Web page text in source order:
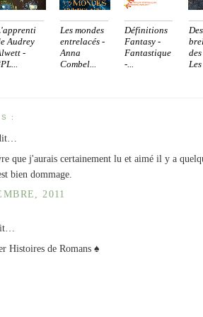
Audrey
-
Les mondes
entrelacés -
Anna
Combel...
Définitions
Fantasy -
Fantastique
-...
Des
:
que j'aurais certainement lu et aimé il y a
bien dommage.
2011
Histoires de Romans ♠